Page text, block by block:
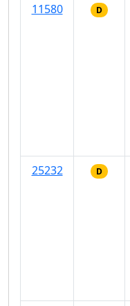
11580
D
25232
D